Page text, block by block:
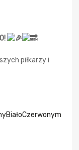
piłkarzy i